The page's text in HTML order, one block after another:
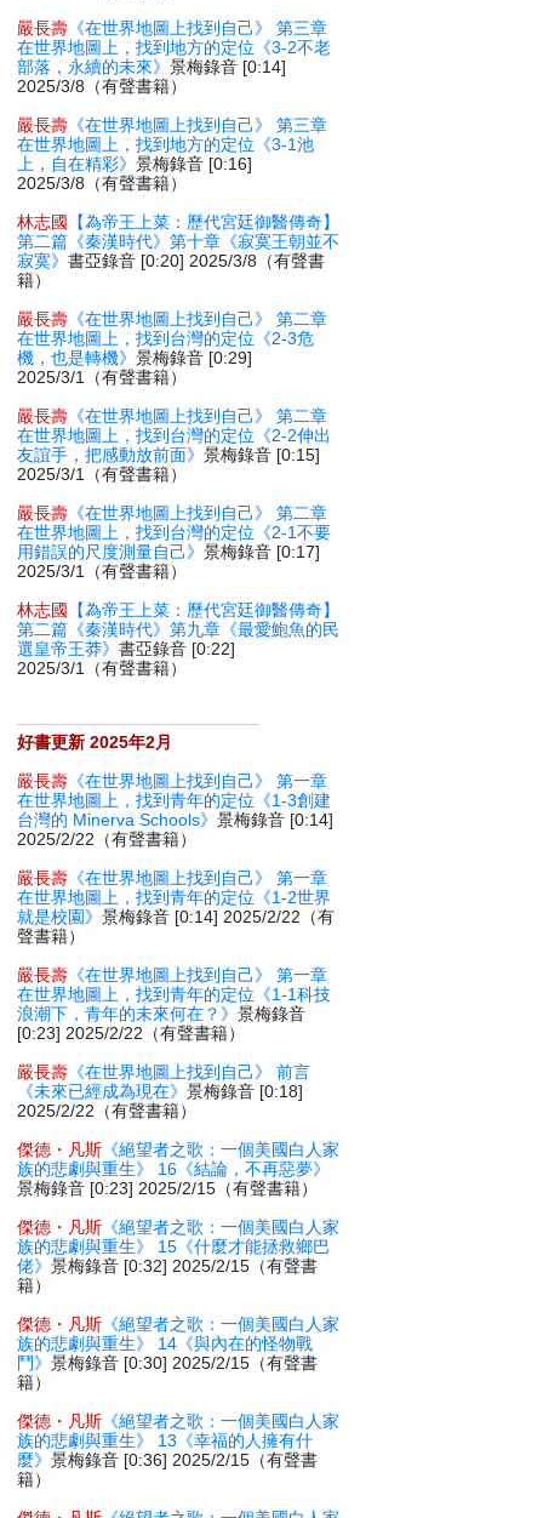
嚴長壽 《在世界地圖上找到自己》 第三章
在世界地圖上，找到地方的定位《3-2不老
部落，永續的未來》景梅錄音 [0:14]
2025/3/8（有聲書籍）
嚴長壽 《在世界地圖上找到自己》 第三章
在世界地圖上，找到地方的定位《3-1池
上，自在精彩》景梅錄音 [0:16]
2025/3/8（有聲書籍）
林志國
【為帝王上菜：歷代宮廷御醫傳奇】
第二篇《秦漢時代》第十章《寂寞王朝並不
寂寞》書亞錄音 [0:20] 2025/3/8（有聲書
籍）
嚴長壽 《在世界地圖上找到自己》 第二章
在世界地圖上，找到台灣的定位《2-3危
機，也是轉機》景梅錄音 [0:29]
2025/3/1（有聲書籍）
嚴長壽 《在世界地圖上找到自己》 第二章
在世界地圖上，找到台灣的定位《2-2伸出
友誼手，把感動放前面》景梅錄音 [0:15]
2025/3/1（有聲書籍）
嚴長壽 《在世界地圖上找到自己》 第二章
在世界地圖上，找到台灣的定位《2-1不要
用錯誤的尺度測量自己》景梅錄音 [0:17]
2025/3/1（有聲書籍）
林志國
【為帝王上菜：歷代宮廷御醫傳奇】
第二篇《秦漢時代》第九章《最愛鮑魚的民
選皇帝王莽》書亞錄音 [0:22]
2025/3/1（有聲書籍）
好書更新 2025年2月
嚴長壽 《在世界地圖上找到自己》 第一章
在世界地圖上，找到青年的定位《1-3創建
台灣的 Minerva Schools》景梅錄音 [0:14]
2025/2/22（有聲書籍）
嚴長壽 《在世界地圖上找到自己》 第一章
在世界地圖上，找到青年的定位《1-2世界
就是校園》景梅錄音 [0:14] 2025/2/22（有
聲書籍）
嚴長壽 《在世界地圖上找到自己》 第一章
在世界地圖上，找到青年的定位《1-1科技
浪潮下，青年的未來何在？》景梅錄音
[0:23] 2025/2/22（有聲書籍）
嚴長壽 《在世界地圖上找到自己》 前言
《未來已經成為現在》景梅錄音 [0:18]
2025/2/22（有聲書籍）
傑德・凡斯 《絕望者之歌：一個美國白人家
族的悲劇與重生》 16《結論，不再惡夢》
景梅錄音 [0:23] 2025/2/15（有聲書籍）
傑德・凡斯 《絕望者之歌：一個美國白人家
族的悲劇與重生》 15《什麼才能拯救鄉巴
佬》景梅錄音 [0:32] 2025/2/15（有聲書
籍）
傑德・凡斯 《絕望者之歌：一個美國白人家
族的悲劇與重生》 14《與內在的怪物戰
鬥》景梅錄音 [0:30] 2025/2/15（有聲書
籍）
傑德・凡斯 《絕望者之歌：一個美國白人家
族的悲劇與重生》 13《幸福的人擁有什
麼》景梅錄音 [0:36] 2025/2/15（有聲書
籍）